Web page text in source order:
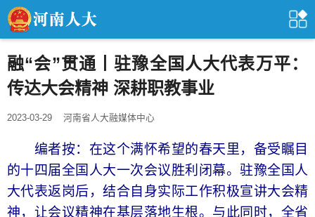
融“会”贯通丨驻豫全国人大代表万平：
传达大会精神 深耕职教事业
2023-03-29 河南省人大融媒体中心
编者按：在这个满怀希望的春天里，备受瞩目
的十四届全国人大一次会议胜利闭幕。驻豫全国人
大代表返岗后，结合自身实际工作积极宣讲大会精
神，让会议精神在基层落地生根。与此同时，全省